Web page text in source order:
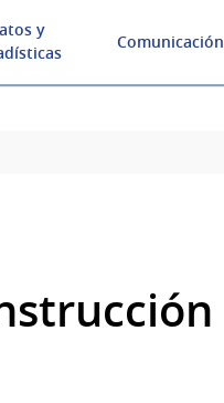
y
Comunicación